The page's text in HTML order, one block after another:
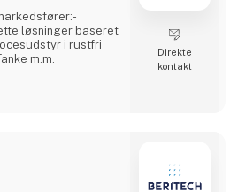
baseret
inddampere m.m.- Tanke m.m.
Direkte
kontakt